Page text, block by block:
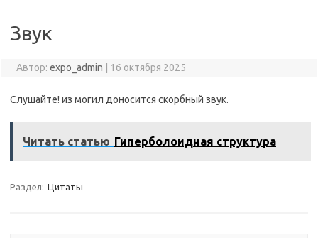
Звук
Автор: expo_admin 16 октября 2025
Слушайте! из могил доносится скорбный звук.
Читать статью Гиперболоидная структура
Раздел: Цитаты